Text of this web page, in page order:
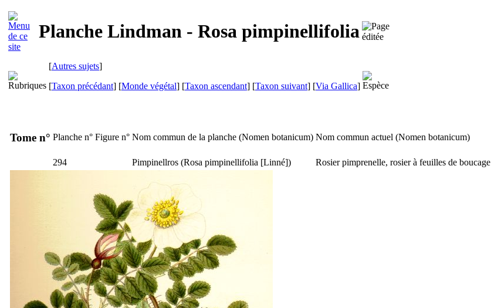
Planche Lindman - Rosa pimpinellifolia
[Autres sujets]
[Taxon précédant] [Monde végétal] [Taxon ascendant] [Taxon suivant] [Via Gallica]
Tome n° Planche n° Figure n° Nom commun de la planche (Nomen botanicum) Nom commun actuel (Nomen botanicum)
294 Pimpinellros (Rosa pimpinellifolia [Linné]) Rosier pimprenelle, rosier à feuilles de boucage